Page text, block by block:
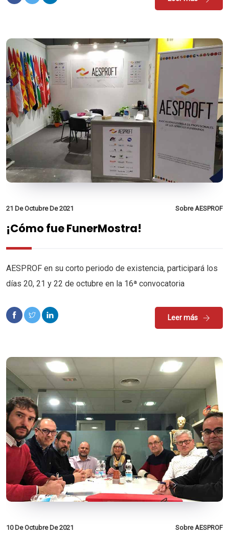
21 De Octubre De 2021 Sobre AESPROF
¡Cómo fue FunerMostra!
AESPROF en su corto periodo de existencia, participará los
días 20, 21 y 22 de octubre en la 16ª convocatoria
Leer más
10 De Octubre De 2021 Sobre AESPROF